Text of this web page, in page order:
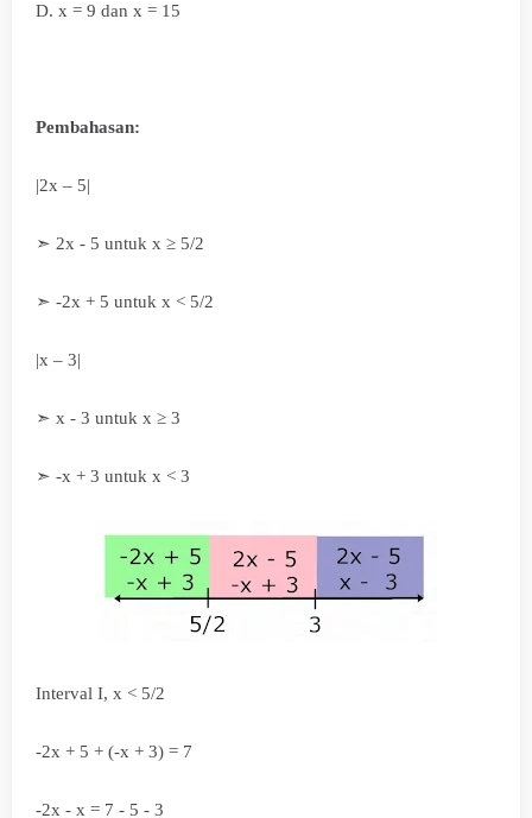
D. x = 9 dan x = 15
Pembahasan:
|2x – 5|
➣ 2x - 5 untuk x ≥ 5/2
➣ -2x + 5 untuk x < 5/2
|x – 3|
➣ x - 3 untuk x ≥ 3
➣ -x + 3 untuk x < 3
Interval I, x < 5/2
-2x + 5 + (-x + 3) = 7
-2x - x = 7 - 5 - 3